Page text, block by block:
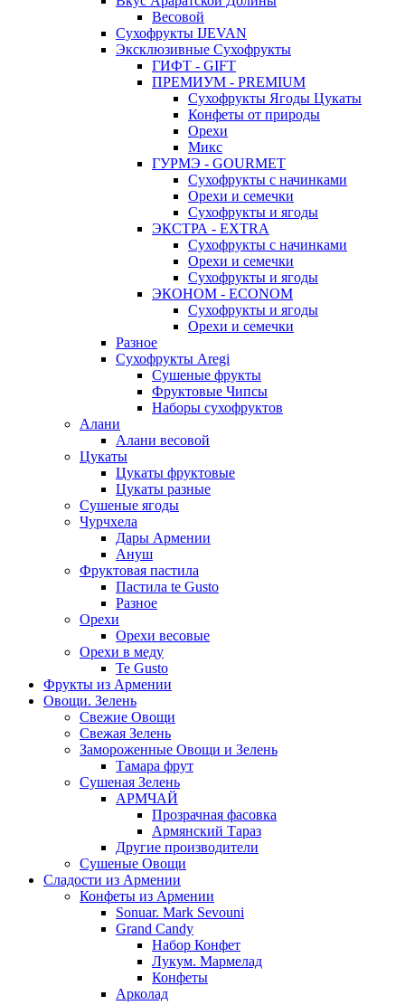
Весовой
Сухофрукты IJEVAN
Эксклюзивные Сухофрукты
ГИФТ - GIFT
ПРЕМИУМ - PREMIUM
Сухофрукты Ягоды Цукаты
Конфеты от природы
Орехи
Микс
ГУРМЭ - GOURMET
Сухофрукты с начинками
Орехи и семечки
Сухофрукты и ягоды
ЭКСТРА - EXTRA
Сухофрукты с начинками
Орехи и семечки
Сухофрукты и ягоды
ЭКОНОМ - ECONOM
Сухофрукты и ягоды
Орехи и семечки
Разное
Сухофрукты Aregi
Сушеные фрукты
Фруктовые Чипсы
Наборы сухофруктов
Алани
Алани весовой
Цукаты
Цукаты фруктовые
Цукаты разные
Сушеные ягоды
Чурчхела
Дары Армении
Ануш
Фруктовая пастила
Пастила te Gusto
Разное
Орехи
Орехи весовые
Орехи в меду
Te Gusto
Фрукты из Армении
Овощи. Зелень
Свежие Овощи
Свежая Зелень
Замороженные Овощи и Зелень
Тамара фрут
Сушеная Зелень
АРМЧАЙ
Прозрачная фасовка
Армянский Тараз
Другие производители
Сушеные Овощи
Сладости из Армении
Конфеты из Армении
Sonuar. Mark Sevouni
Grand Candy
Набор Конфет
Лукум. Мармелад
Конфеты
Арколад